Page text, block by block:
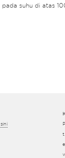
suhu di atas